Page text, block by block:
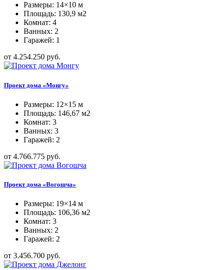
Размеры: 14×10 м
Площадь: 130,9 м2
Комнат: 4
Ванных: 2
Гаражей: 1
от 4.254.250 руб.
Проект дома «Монгу»
Размеры: 12×15 м
Площадь: 146,67 м2
Комнат: 3
Ванных: 3
Гаражей: 2
от 4.766.775 руб.
Проект дома «Вогошча»
Размеры: 19×14 м
Площадь: 106,36 м2
Комнат: 3
Ванных: 2
Гаражей: 2
от 3.456.700 руб.